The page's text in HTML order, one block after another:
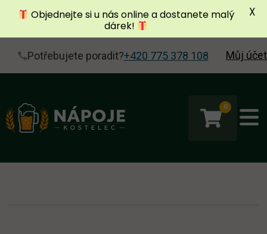
Potřebujete poradit?+420 775 378 108 Můj účet
0
Objednejte si u nás online a dostanete malý
dárek!
X